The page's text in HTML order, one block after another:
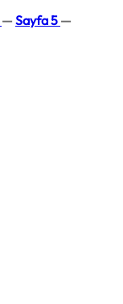
— Sayfa 5 —